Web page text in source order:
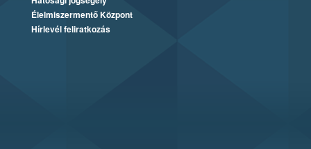
Élelmiszermentő Központ
Hírlevél feliratkozás